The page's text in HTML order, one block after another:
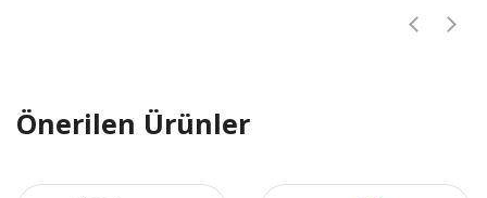
Önerilen Ürünler